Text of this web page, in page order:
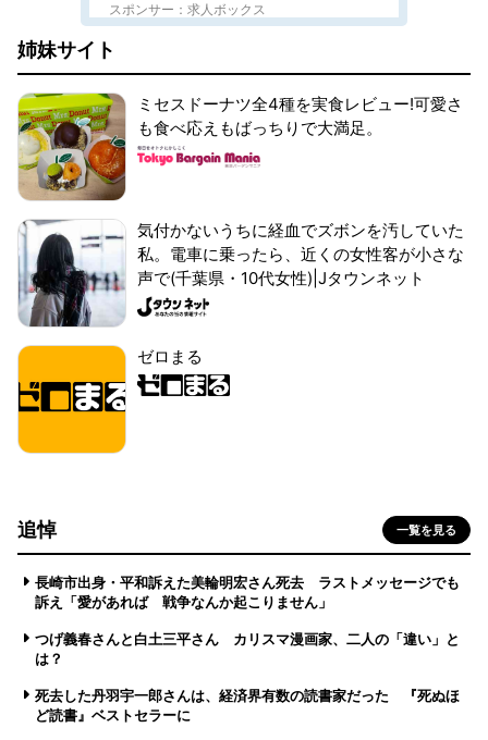
スポンサー：求人ボックス
姉妹サイト
ミセスドーナツ全4種を実食レビュー!可愛さ
も食べ応えもばっちりで大満足。
気付かないうちに経血でズボンを汚していた
私。電車に乗ったら、近くの女性客が小さな
声で(千葉県・10代女性)|Jタウンネット
ゼロまる
追悼 一覧を見る
長崎市出身・平和訴えた美輪明宏さん死去 ラストメッセージでも
訴え「愛があれば 戦争なんか起こりません」
つげ義春さんと白土三平さん カリスマ漫画家、二人の「違い」と
は？
死去した丹羽宇一郎さんは、経済界有数の読書家だった 『死ぬほ
ど読書』ベストセラーに